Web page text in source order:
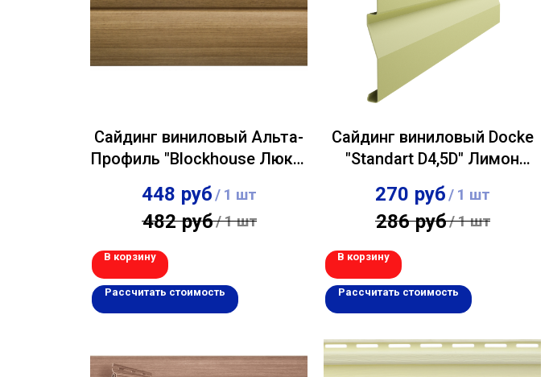
Сайдинг виниловый Альта-
Профиль "Blockhouse Люкс"
BH-03 двухпереломный
Каштан 0,226х3,00м
448 руб/ 1 шт
482 руб/1 шт
В корзину
Рассчитать стоимость
Сайдинг виниловый Docke
"Standart D4,5D" Лимон
0,230х3,00м
270 руб/ 1 шт
286 руб/1 шт
В корзину
Рассчитать стоимость